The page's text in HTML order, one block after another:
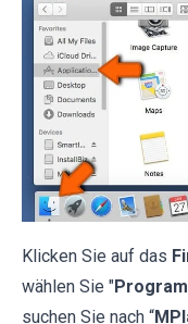
Klicken Sie auf das
wählen Sie "
suchen Sie nach “